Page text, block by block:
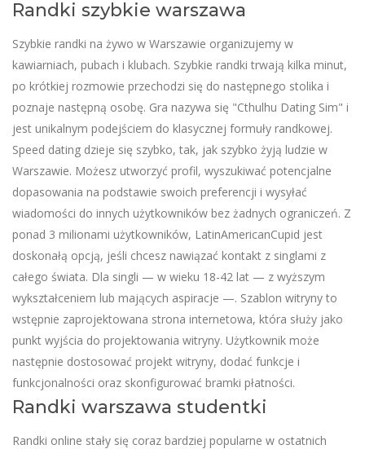
Randki szybkie warszawa
Szybkie randki na żywo w Warszawie organizujemy w
kawiarniach, pubach i klubach. Szybkie randki trwają kilka minut,
po krótkiej rozmowie przechodzi się do następnego stolika i
poznaje następną osobę. Gra nazywa się "Cthulhu Dating Sim" i
jest unikalnym podejściem do klasycznej formuły randkowej.
Speed dating dzieje się szybko, tak, jak szybko żyją ludzie w
Warszawie. Możesz utworzyć profil, wyszukiwać potencjalne
dopasowania na podstawie swoich preferencji i wysyłać
wiadomości do innych użytkowników bez żadnych ograniczeń. Z
ponad 3 milionami użytkowników, LatinAmericanCupid jest
doskonałą opcją, jeśli chcesz nawiązać kontakt z singlami z
całego świata. Dla singli — w wieku 18-42 lat — z wyższym
wykształceniem lub mających aspiracje —. Szablon witryny to
wstępnie zaprojektowana strona internetowa, która służy jako
punkt wyjścia do projektowania witryny. Użytkownik może
następnie dostosować projekt witryny, dodać funkcje i
funkcjonalności oraz skonfigurować bramki płatności.
Randki warszawa studentki
Randki online stały się coraz bardziej popularne w ostatnich